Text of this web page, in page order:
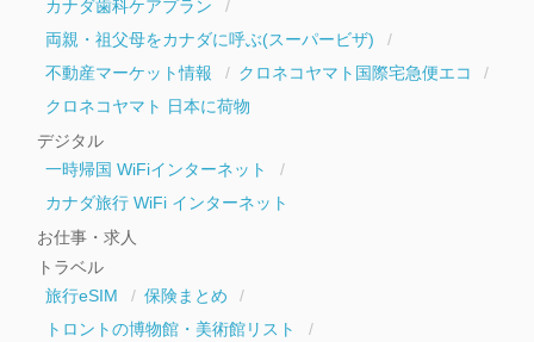
カナダ歯科ケアプラン
両親・祖父母をカナダに呼ぶ(スーパービザ)
不動産マーケット情報
クロネコヤマト国際宅急便エコ
クロネコヤマト 日本に荷物
デジタル
一時帰国 WiFiインターネット
カナダ旅行 WiFi インターネット
お仕事・求人
トラベル
旅行eSIM
保険まとめ
トロントの博物館・美術館リスト